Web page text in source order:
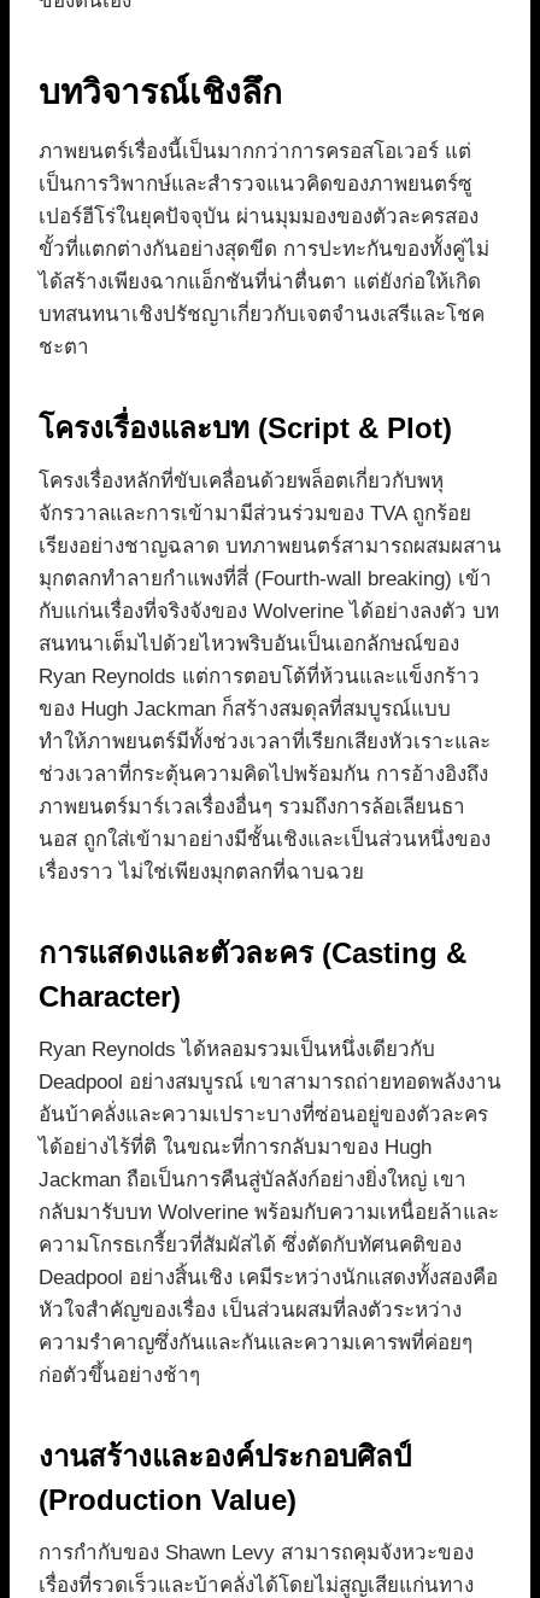
บทวิจารณ์เชิงลึก
ภาพยนตร์เรื่องนี้เป็นมากกว่าการครอสโอเวอร์ แต่
เป็นการวิพากษ์และสำรวจแนวคิดของภาพยนตร์ซู
เปอร์ฮีโร่ในยุคปัจจุบัน ผ่านมุมมองของตัวละครสอง
ขั้วที่แตกต่างกันอย่างสุดขีด การปะทะกันของทั้งคู่ไม่
ได้สร้างเพียงฉากแอ็กชันที่น่าตื่นตา แต่ยังก่อให้เกิด
บทสนทนาเชิงปรัชญาเกี่ยวกับเจตจำนงเสรีและโชค
ชะตา
โครงเรื่องและบท (Script & Plot)
โครงเรื่องหลักที่ขับเคลื่อนด้วยพล็อตเกี่ยวกับพหุ
จักรวาลและการเข้ามามีส่วนร่วมของ TVA ถูกร้อย
เรียงอย่างชาญฉลาด บทภาพยนตร์สามารถผสมผสาน
มุกตลกทำลายกำแพงที่สี่ (Fourth-wall breaking) เข้า
กับแก่นเรื่องที่จริงจังของ Wolverine ได้อย่างลงตัว บท
สนทนาเต็มไปด้วยไหวพริบอันเป็นเอกลักษณ์ของ
Ryan Reynolds แต่การตอบโต้ที่ห้วนและแข็งกร้าว
ของ Hugh Jackman ก็สร้างสมดุลที่สมบูรณ์แบบ
ทำให้ภาพยนตร์มีทั้งช่วงเวลาที่เรียกเสียงหัวเราะและ
ช่วงเวลาที่กระตุ้นความคิดไปพร้อมกัน การอ้างอิงถึง
ภาพยนตร์มาร์เวลเรื่องอื่นๆ รวมถึงการล้อเลียนธา
นอส ถูกใส่เข้ามาอย่างมีชั้นเชิงและเป็นส่วนหนึ่งของ
เรื่องราว ไม่ใช่เพียงมุกตลกที่ฉาบฉวย
การแสดงและตัวละคร (Casting &
Character)
Ryan Reynolds ได้หลอมรวมเป็นหนึ่งเดียวกับ
Deadpool อย่างสมบูรณ์ เขาสามารถถ่ายทอดพลังงาน
อันบ้าคลั่งและความเปราะบางที่ซ่อนอยู่ของตัวละคร
ได้อย่างไร้ที่ติ ในขณะที่การกลับมาของ Hugh
Jackman ถือเป็นการคืนสู่บัลลังก์อย่างยิ่งใหญ่ เขา
กลับมารับบท Wolverine พร้อมกับความเหนื่อยล้าและ
ความโกรธเกรี้ยวที่สัมผัสได้ ซึ่งตัดกับทัศนคติของ
Deadpool อย่างสิ้นเชิง เคมีระหว่างนักแสดงทั้งสองคือ
หัวใจสำคัญของเรื่อง เป็นส่วนผสมที่ลงตัวระหว่าง
ความรำคาญซึ่งกันและกันและความเคารพที่ค่อยๆ
ก่อตัวขึ้นอย่างช้าๆ
งานสร้างและองค์ประกอบศิลป์
(Production Value)
การกำกับของ Shawn Levy สามารถคุมจังหวะของ
เรื่องที่รวดเร็วและบ้าคลั่งได้โดยไม่สูญเสียแก่นทาง